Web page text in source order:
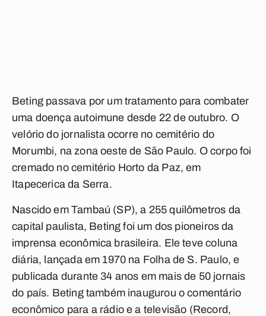
Beting passava por um tratamento para combater
uma doença autoimune desde 22 de outubro. O
velório do jornalista ocorre no cemitério do
Morumbi, na zona oeste de São Paulo. O corpo foi
cremado no cemitério Horto da Paz, em
Itapecerica da Serra.
Nascido em Tambaú (SP), a 255 quilômetros da
capital paulista, Beting foi um dos pioneiros da
imprensa econômica brasileira. Ele teve coluna
diária, lançada em 1970 na Folha de S. Paulo, e
publicada durante 34 anos em mais de 50 jornais
do país. Beting também inaugurou o comentário
econômico para a rádio e a televisão (Record,